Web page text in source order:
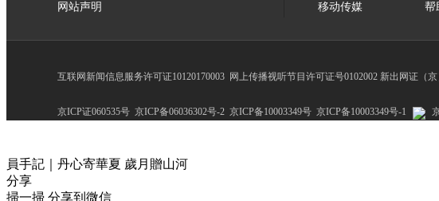
网站声明 移动传媒 帮
互联网新闻信息服务许可证10120170003 网上传播视听节目许可证号0102002 新出网证（
京ICP证060535号 京ICP备06036302号-2 京ICP备10003349号 京ICP备10003349号-1
員手記｜丹心寄華夏 歲月贈山河
分享
掃一掃 分享到微信